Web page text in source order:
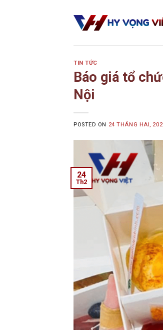
TIN TỨC
Báo giá tổ
Nội
POSTED ON 24 THÁNG HAI,
24
Th2